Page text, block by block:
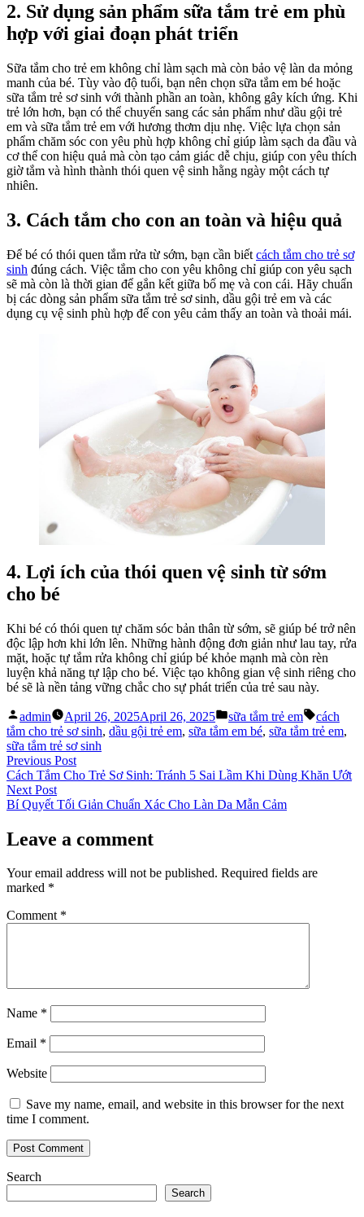
2. Sử dụng sản phẩm sữa tắm trẻ em phù
hợp với giai đoạn phát triển
Sữa tắm cho trẻ em không chỉ làm sạch mà còn bảo vệ làn da mỏng
manh của bé. Tùy vào độ tuổi, bạn nên chọn sữa tắm em bé hoặc
sữa tắm trẻ sơ sinh với thành phần an toàn, không gây kích ứng. Khi
trẻ lớn hơn, bạn có thể chuyển sang các sản phẩm như dầu gội trẻ
em và sữa tắm trẻ em với hương thơm dịu nhẹ. Việc lựa chọn sản
phẩm chăm sóc con yêu phù hợp không chỉ giúp làm sạch da đầu và
cơ thể con hiệu quả mà còn tạo cảm giác dễ chịu, giúp con yêu thích
giờ tắm và hình thành thói quen vệ sinh hằng ngày một cách tự
nhiên.
3. Cách tắm cho con an toàn và hiệu quả
Để bé có thói quen tắm rửa từ sớm, bạn cần biết cách tắm cho trẻ sơ
sinh đúng cách. Việc tắm cho con yêu không chỉ giúp con yêu sạch
sẽ mà còn là thời gian để gắn kết giữa bố mẹ và con cái. Hãy chuẩn
bị các dòng sản phẩm sữa tắm trẻ sơ sinh, dầu gội trẻ em và các
dụng cụ vệ sinh phù hợp để con yêu cảm thấy an toàn và thoải mái.
4. Lợi ích của thói quen vệ sinh từ sớm
cho bé
Khi bé có thói quen tự chăm sóc bản thân từ sớm, sẽ giúp bé trở nên
độc lập hơn khi lớn lên. Những hành động đơn giản như lau tay, rửa
mặt, hoặc tự tắm rửa không chỉ giúp bé khỏe mạnh mà còn rèn
luyện khả năng tự lập cho bé. Việc tạo không gian vệ sinh riêng cho
bé sẽ là nền tảng vững chắc cho sự phát triển của trẻ sau này.
Posted
by
admin April 26, 2025April 26, 2025
Posted
in
sữa tắm trẻ em Tags:
cách
tắm cho trẻ sơ sinh, dầu gội trẻ em, sữa tắm em bé, sữa tắm trẻ em,
sữa tắm trẻ sơ sinh
Post
navigation
Previous PostPrevious
post:
Cách Tắm Cho Trẻ Sơ Sinh: Tránh 5 Sai Lầm Khi Dùng Khăn Ướt
Next PostNext
post:
Bí Quyết Tối Giản Chuẩn Xác Cho Làn Da Mẫn Cảm
Leave a comment
Your email address will not be published. Required fields are
marked *
Comment *
Name *
Email *
Website
Save my name, email, and website in this browser for the next
time I comment.
Search
Search